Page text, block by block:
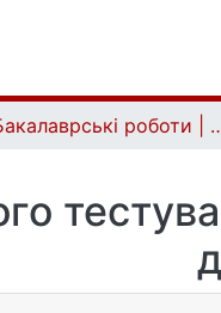
Бакалаврські